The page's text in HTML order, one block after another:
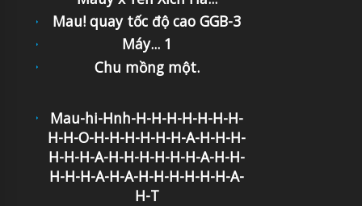
Mau! quay tốc độ cao GGB-3
Máy... 1
Chu mồng một.
Mau-hi-Hnh-H-H-H-H-H-H-H-
H-H-O-H-H-H-H-H-H-A-H-H-H-
H-H-H-A-H-H-H-H-H-H-A-H-H-
H-H-H-A-H-A-H-H-H-H-H-H-A-
H-T